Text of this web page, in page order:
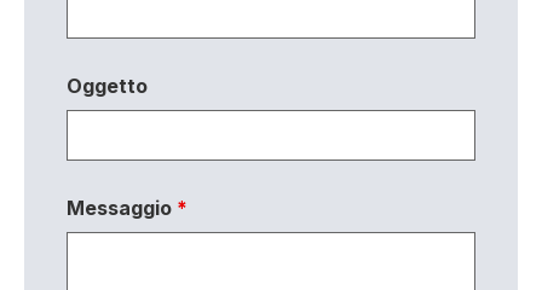
Oggetto
Messaggio *